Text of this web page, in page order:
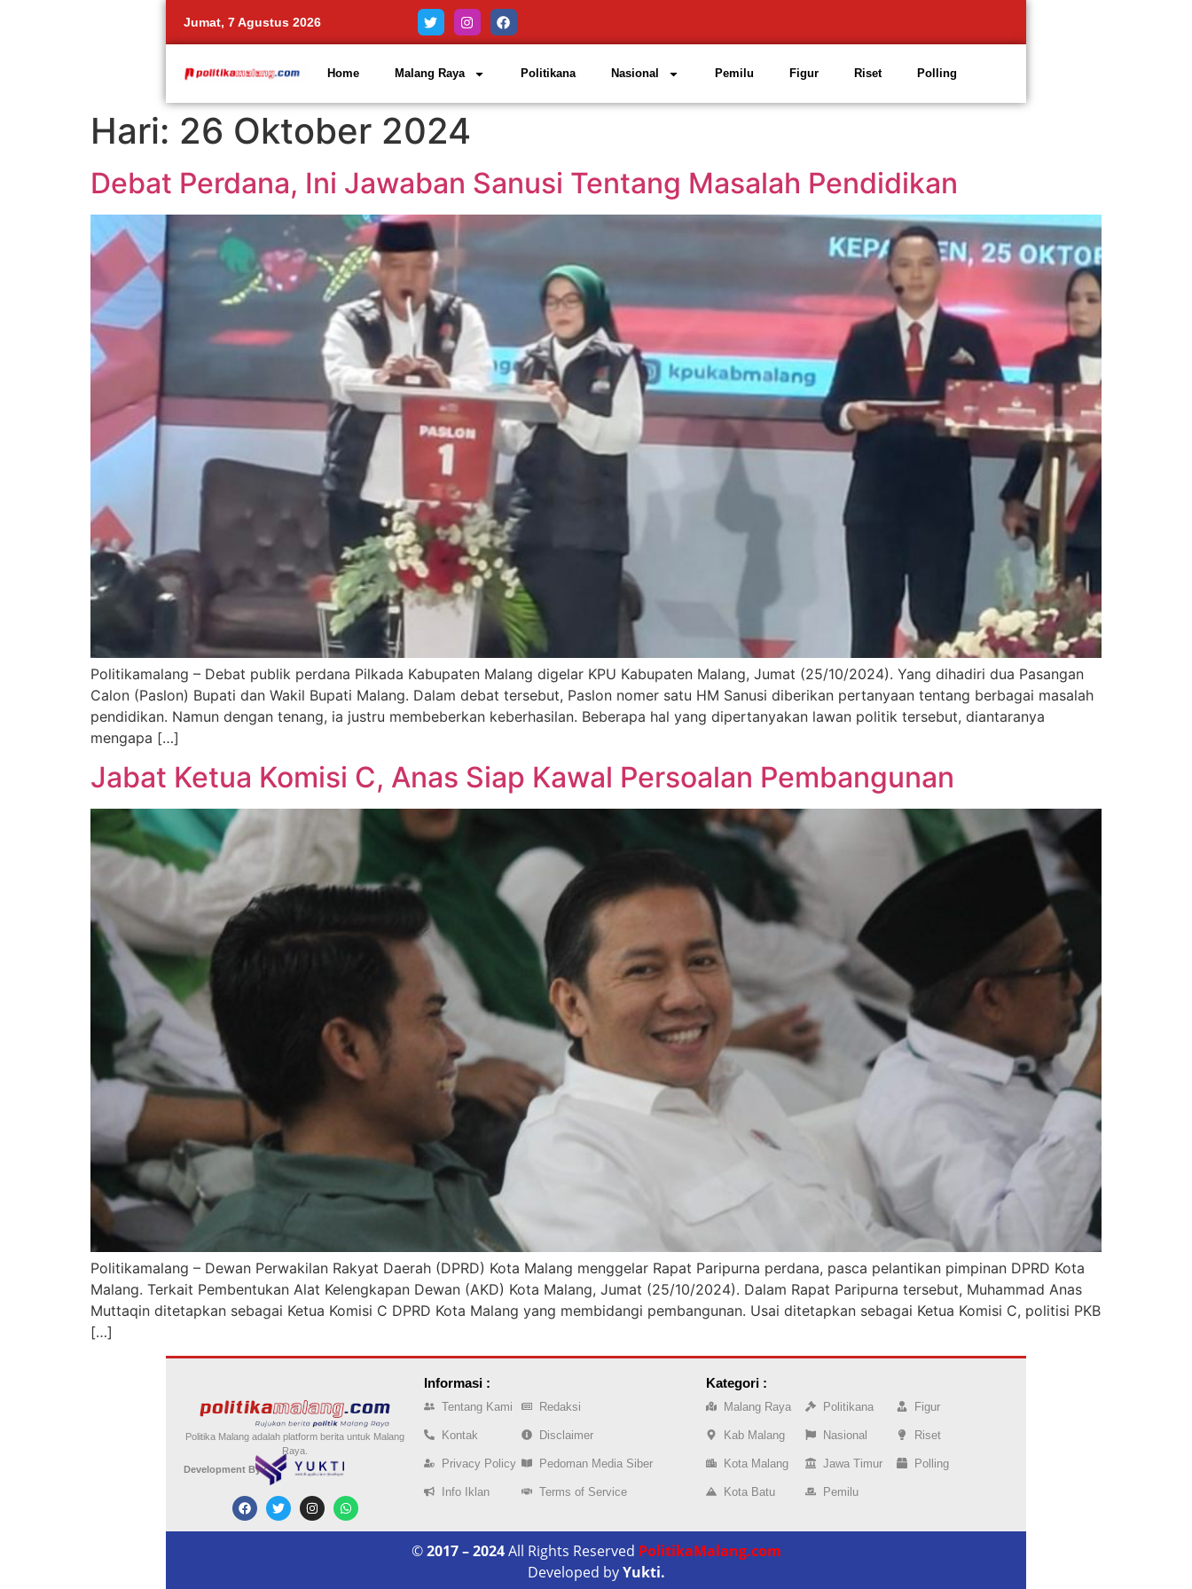
Jumat, 7 Agustus 2026
Home Malang Raya Politikana Nasional Pemilu Figur Riset Polling
Hari: 26 Oktober 2024
Debat Perdana, Ini Jawaban Sanusi Tentang Masalah Pendidikan
Politikamalang – Debat publik perdana Pilkada Kabupaten Malang digelar KPU Kabupaten Malang, Jumat (25/10/2024). Yang dihadiri dua Pasangan
Calon (Paslon) Bupati dan Wakil Bupati Malang. Dalam debat tersebut, Paslon nomer satu HM Sanusi diberikan pertanyaan tentang berbagai masalah
pendidikan. Namun dengan tenang, ia justru membeberkan keberhasilan. Beberapa hal yang dipertanyakan lawan politik tersebut, diantaranya
mengapa […]
Jabat Ketua Komisi C, Anas Siap Kawal Persoalan Pembangunan
Politikamalang – Dewan Perwakilan Rakyat Daerah (DPRD) Kota Malang menggelar Rapat Paripurna perdana, pasca pelantikan pimpinan DPRD Kota
Malang. Terkait Pembentukan Alat Kelengkapan Dewan (AKD) Kota Malang, Jumat (25/10/2024). Dalam Rapat Paripurna tersebut, Muhammad Anas
Muttaqin ditetapkan sebagai Ketua Komisi C DPRD Kota Malang yang membidangi pembangunan. Usai ditetapkan sebagai Ketua Komisi C, politisi PKB
[…]
Politika Malang adalah platform berita untuk Malang
Raya.
Development By :
Informasi :
Tentang Kami
Kontak
Privacy Policy
Info Iklan
Redaksi
Disclaimer
Pedoman Media Siber
Terms of Service
Kategori :
Malang Raya
Kab Malang
Kota Malang
Kota Batu
Politikana
Nasional
Jawa Timur
Pemilu
Figur
Riset
Polling
©2017 – 2024All Rights Reserved PolitikaMalang.com
Developed byYukti.